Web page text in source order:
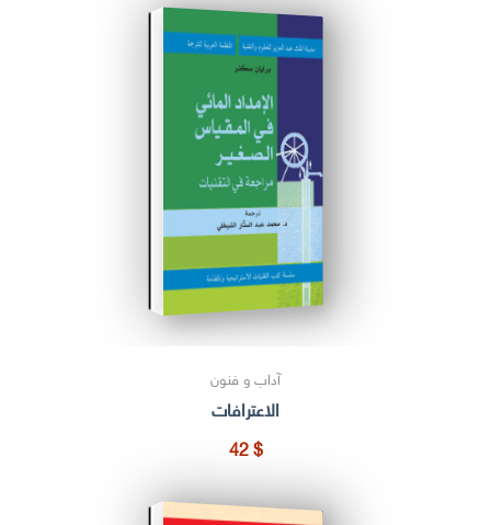
آداب و فنون
الاعترافات
42 $